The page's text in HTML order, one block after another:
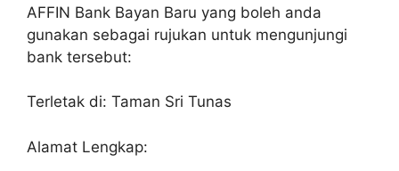
AFFIN Bank Bayan Baru yang boleh anda
gunakan sebagai rujukan untuk mengunjungi
bank tersebut:
Terletak di: Taman Sri Tunas
Alamat Lengkap: